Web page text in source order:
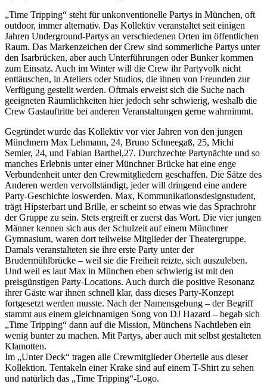
„Time Tripping“ steht für unkonventionelle Partys in München, oft
outdoor, immer alternativ. Das Kollektiv veranstaltet seit einigen
Jahren Underground-Partys an verschiedenen Orten im öffentlichen
Raum. Das Markenzeichen der Crew sind sommerliche Partys unter
den Isarbrücken, aber auch Unterführungen oder Bunker kommen
zum Einsatz. Auch im Winter will die Crew ihr Partyvolk nicht
enttäuschen, in Ateliers oder Studios, die ihnen von Freunden zur
Verfügung gestellt werden. Oftmals erweist sich die Suche nach
geeigneten Räumlichkeiten hier jedoch sehr schwierig, weshalb die
Crew Gastauftritte bei anderen Veranstaltungen gerne wahrnimmt.
Gegründet wurde das Kollektiv vor vier Jahren von den jungen
Münchnern Max Lehmann, 24, Bruno Schneegaß, 25, Michi
Semler, 24, und Fabian Barthel,27. Durchzechte Partynächte und so
manches Erlebnis unter einer Münchner Brücke hat eine enge
Verbundenheit unter den Crewmitgliedern geschaffen. Die Sätze des
Anderen werden vervollständigt, jeder will dringend eine andere
Party-Geschichte loswerden. Max, Kommunikationsdesignstudent,
trägt Hipsterbart und Brille, er scheint so etwas wie das Sprachrohr
der Gruppe zu sein. Stets ergreift er zuerst das Wort. Die vier jungen
Männer kennen sich aus der Schulzeit auf einem Münchner
Gymnasium, waren dort teilweise Mitglieder der Theatergruppe.
Damals veranstalteten sie ihre erste Party unter der
Brudermühlbrücke – weil sie die Freiheit reizte, sich auszuleben.
Und weil es laut Max in München eben schwierig ist mit den
preisgünstigen Party-Locations. Auch durch die positive Resonanz
ihrer Gäste war ihnen schnell klar, dass dieses Party-Konzept
fortgesetzt werden musste. Nach der Namensgebung – der Begriff
stammt aus einem gleichnamigen Song von DJ Hazard – begab sich
„Time Tripping“ dann auf die Mission, Münchens Nachtleben ein
wenig bunter zu machen. Mit Partys, aber auch mit selbst gestalteten
Klamotten.
Im „Unter Deck“ tragen alle Crewmitglieder Oberteile aus dieser
Kollektion. Tentakeln einer Krake sind auf einem T-Shirt zu sehen
und natürlich das „Time Tripping“-Logo.